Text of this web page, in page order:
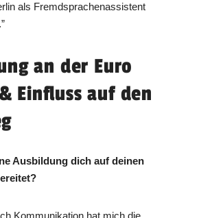
als Fremdsprachenassistent
an der Euro
Einfluss auf den
Ausbildung dich auf deinen
Kommunikation hat mich die